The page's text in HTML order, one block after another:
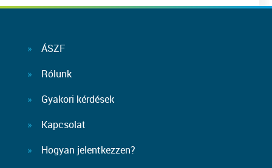
ÁSZF
Rólunk
Gyakori kérdések
Kapcsolat
Hogyan jelentkezzen?